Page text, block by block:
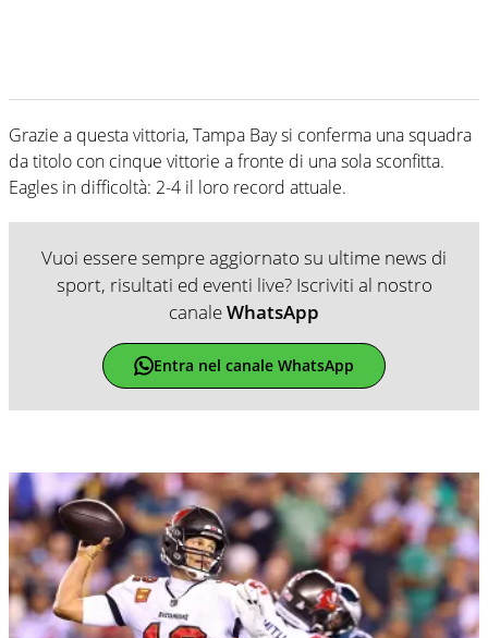
Grazie a questa vittoria, Tampa Bay si conferma una squadra
da titolo con cinque vittorie a fronte di una sola sconfitta.
Eagles in difficoltà: 2-4 il loro record attuale.
Vuoi essere sempre aggiornato su ultime news di
sport, risultati ed eventi live? Iscriviti al nostro
canaleWhatsApp
Entra nel canale WhatsApp